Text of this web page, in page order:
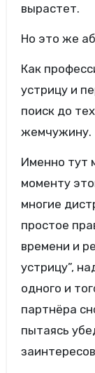
вырастет.
Но это же
Как
устрицу и
поиск до
жемчужину.
Именно тут
моменту
многие
простое
времени и
устрицу”,
одного и
партнёра
пытаясь